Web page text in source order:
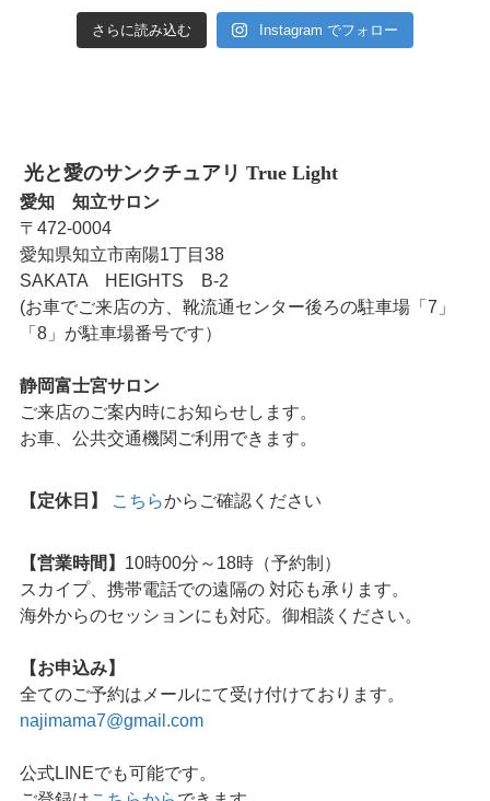
さらに読み込む Instagram でフォロー
光と愛のサンクチュアリ True Light
愛知 知立サロン
〒472-0004
愛知県知立市南陽1丁目38
SAKATA HEIGHTS B-2
(お車でご来店の方、靴流通センター後ろの駐車場「7」
「8」が駐車場番号です）
静岡富士宮サロン
ご来店のご案内時にお知らせします。
お車、公共交通機関ご利用できます。
【定休日】 こちらからご確認ください
【営業時間】 10時00分～18時（予約制）
スカイプ、携帯電話での遠隔の 対応も承ります。
海外からのセッションにも対応。御相談ください。
【お申込み】
全てのご予約はメールにて受け付けております。
najimama7@gmail.com
公式LINEでも可能です。